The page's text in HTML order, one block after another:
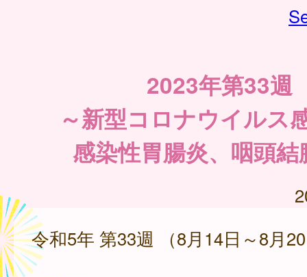
2023年第33週
～新型コロナウイルス
感染性胃腸炎、咽頭結
令和5年 第33週 （8月14日～8月